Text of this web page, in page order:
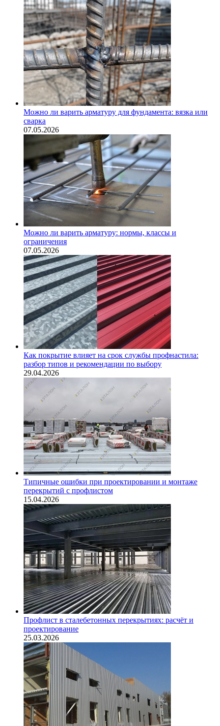
Можно ли варить арматуру для фундамента: вязка или
сварка
07.05.2026
Можно ли варить арматуру: нормы, классы и
ограничения
07.05.2026
Как покрытие влияет на срок службы профнастила:
разбор типов и рекомендации по выбору
29.04.2026
Типичные ошибки при проектировании и монтаже
перекрытий с профлистом
15.04.2026
Профлист в сталебетонных перекрытиях: расчёт и
проектирование
25.03.2026